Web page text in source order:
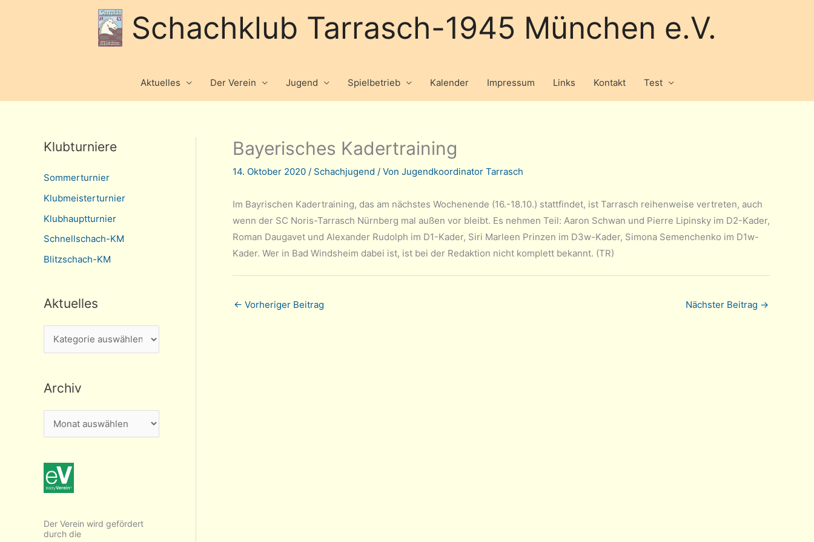
Schachklub Tarrasch-1945 München e.V.
Aktuelles Der Verein Jugend Spielbetrieb Kalender Impressum Links Kontakt Test
Klubturniere
Sommerturnier
Klubmeisterturnier
Klubhauptturnier
Schnellschach-KM
Blitzschach-KM
Aktuelles
k
u
e
s
Archiv
r
h
i
Der Verein wird gefördert
durch die
Bayerisches Kadertraining
14. Oktober 2020 / Schachjugend / Von Jugendkoordinator Tarrasch
Im Bayrischen Kadertraining, das am nächstes Wochenende (16.-18.10.) stattfindet, ist Tarrasch reihenweise vertreten, auch
wenn der SC Noris-Tarrasch Nürnberg mal außen vor bleibt. Es nehmen Teil: Aaron Schwan und Pierre Lipinsky im D2-Kader,
Roman Daugavet und Alexander Rudolph im D1-Kader, Siri Marleen Prinzen im D3w-Kader, Simona Semenchenko im D1w-
Kader. Wer in Bad Windsheim dabei ist, ist bei der Redaktion nicht komplett bekannt. (TR)
← Vorheriger Beitrag Nächster Beitrag →